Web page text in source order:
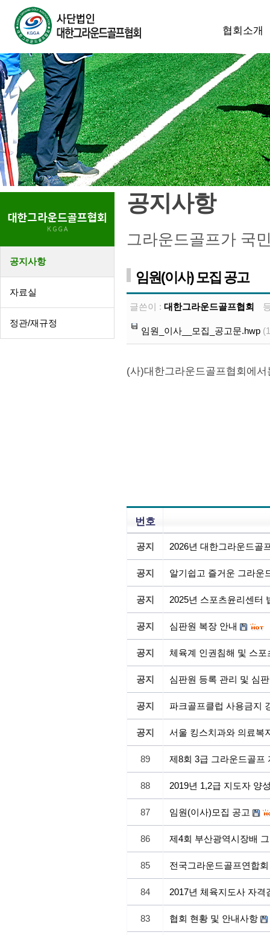
협회소개
공지사항
자료실
정관/재규정
공지사항
그라운드골프가 국
임원(이사) 모집 공고
글쓴이 : 대한그라운드골프협회
임원_이사__모집_공고문.hwp
(사)대한그라운드골프협회에
번호
공지 2026년 대한그라운드골
공지 알기쉽고 즐거운 그라운
공지 2025년 스포츠윤리센터
공지 심판원 복장 안내
공지 체육계 인권침해 및 스
공지 심판원 등록 관리 및 심
공지 파크골프클럽 사용금지
공지 서울 킹스치과와 의료복
89 제8회 3급 그라운드골프
88 2019년 1,2급 지도자 양
87 임원(이사)모집 공고
86 제4회 부산광역시장배
85 전국그라운드골프연합
84 2017년 체육지도사 자격
83 협회 현황 및 안내사항